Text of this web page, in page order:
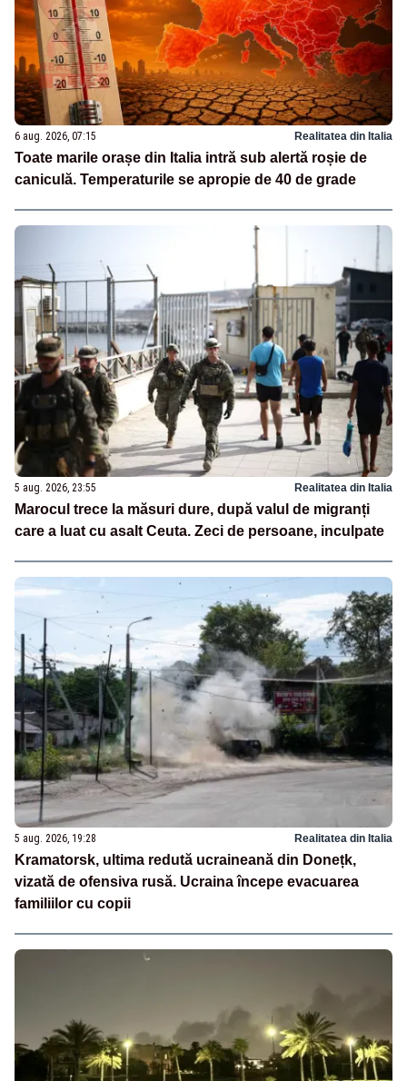
6 aug. 2026, 07:15 Realitatea din Italia
Toate marile orașe din Italia intră sub alertă roșie de
caniculă. Temperaturile se apropie de 40 de grade
5 aug. 2026, 23:55 Realitatea din Italia
Marocul trece la măsuri dure, după valul de migranți
care a luat cu asalt Ceuta. Zeci de persoane, inculpate
5 aug. 2026, 19:28 Realitatea din Italia
Kramatorsk, ultima redută ucraineană din Donețk,
vizată de ofensiva rusă. Ucraina începe evacuarea
familiilor cu copii